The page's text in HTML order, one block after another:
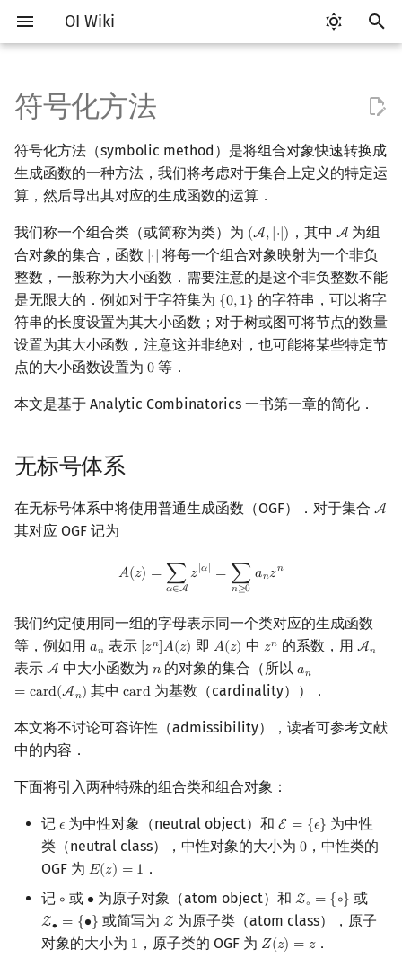
OI Wiki
入
以
开
始
索
Getting Started
关于本项目
OI Wiki 不是什么
格式手册
数学符号表
致谢
比赛相关简介
赛事 ICPC/CCPC 赛事与赛制
交互题
学习路线
学习资源
技巧
分段打表
常见技巧
工具软件简介
代码编辑工具 Emacs
Atom
Eclipse
Notepad++
Geany
Xcode
Sublime Text
CP Editor
Code::Blocks
Arbiter
CCR Plus
Lemon
命令行
命令行编译与调试
编译器
Testlib
通用
Validator
Interactor
Checker
Polygon
Git
语言基础简介
C++ 基础 C++ 语法基础
运算
流程控制语句
高级数据类型
STL 容器
bitset
string
pair
C++ 进阶
命名空间
重载运算符
引用
常量
编译优化
C++ 与其他常用语言的区别
Pascal 转 C++ 急救
Java 进阶
算法基础简介
复杂度 均摊复杂度
模拟
递归 & 分治
贪心
选择排序
插入排序
计数排序
基数排序
桶排序
希尔排序
Tim 排序
排序相关 STL
排序应用
二分
倍增
搜索部分简介
DFS（搜索）
双向搜索
启发式搜索
A*
回溯法
Dancing Links
动态规划部分简介
动态规划基础
背包 DP
区间 DP
DAG 上的 DP
数位 DP
插头 DP
概率 DP
DP 套 DP
DP 优化
单调队列/单调栈优化
四边形不等式优化
Slope Trick 优化
WQS 二分
其它 DP 方法
字符串部分简介
字符串基础
字符串匹配
字符串哈希
字典树 (Trie)
Z 函数（扩展 KMP）
AC 自动机
最优原地后缀排序算法
后缀平衡树
广义后缀自动机
后缀树
Manacher
回文树
序列自动机
最小表示法
数字系统简介
进位制
格雷码
数论基础
模算术简介
最大公约数
欧拉函数
筛法
费马小定理 & 欧拉定理
模逆元
升幂引理
阶乘取模
卢卡斯定理
同余方程
二次剩余
阶 & 原根
离散对数
无标号体系
集合的（不相交）并构造
集合的 Sequence 构造
集合的 Multiset 构造
集合的 Powerset 构造
参考文献
排列组合
抽屉原理
斐波那契数列
错位排列
卡特兰数
伯努利数
Entringer Number
范德蒙德卷积
Pólya 计数
图论计数
线性代数简介
向量
矩阵
初等变换
行列式
线性映射
特征多项式
线性规划基础
单纯形法
基本概念
群论
域论
Schreier–Sims 算法
基本概念
条件概率与独立性
随机变量的数字特征
概率不等式
博弈论简介
公平组合游戏
非公平组合游戏
插值
数值积分
牛顿迭代法
数据结构部分简介
栈
链表
哈希表
并查集
并查集复杂度
二叉堆
左偏树
块状数组
树分块
Sqrt Tree
单调栈
单调队列
线段树
线段树合并 & 分裂
猫树
区间最值操作 & 区间历史
值
划分树
二叉搜索树 & 平衡树
Treap
WBLT
替罪羊树
笛卡尔树
左偏红黑树
AA 树
跳表
可持久化数据结构
可持久化线段树
可持久化平衡树
可持久化字典树
可持久化可并堆
树套树
平衡树套线段树
树状数组套权值线段树
分块套树状数组
K-D Tree
全局平衡二叉树
Top Tree
图论部分简介
图论相关概念
DFS（图论）
BFS（图论）
树上问题
树的直径
树的重心
最近公共祖先
树链剖分
动态树分治
AHU 算法
树上随机游走
最短路问题
差分约束
同余最短路
生成树问题
最小树形图
连通性相关
双连通分量
圆方树
点/边连通度
环计数问题
最小环
2-SAT
欧拉图
哈密顿图
二分图
最大流
费用流
上下界网络流
Stoer–Wagner 算法
二分图最大匹配
一般图最大匹配
一般图最大权匹配
稳定匹配
计算几何部分简介
二维计算几何基础
距离
Pick 定理
三角剖分
旋转卡壳
半平面交
反演变换
计算几何杂项
杂项简介
离散化
离线算法
CDQ 分治
莫队算法
分数规划
随机化
随机化技巧
模拟退火
计算理论基础
字节顺序
在一台机器上规划任务
主元素问题
Garsia–Wachs 算法
15-puzzle
Kahan 求和
珂朵莉树/颜色段均摊
空间优化简介
RMQ
并查集应用
线段树与离线询问
符号化方法
符号化方法（symbolic method）是将组合对象快速转换成
生成函数的一种方法，我们将考虑对于集合上定义的特定运
算，然后导出其对应的生成函数的运算．
我们称一个组合类（或简称为类）为 (A,|⋅|)
(A,| |) ，其中 A
A 为组
合对象的集合，函数 |⋅|
|⋅ 将每一个组合对象映射为一个非负
整数，一般称为大小函数．需要注意的是这个非负整数不能
是无限大的．例如对于字符集为 {0,1}
{0,1 }
的字符串，可以将字
符串的长度设置为其大小函数；对于树或图可将节点的数量
设置为其大小函数，注意这并非绝对，也可能将某些特定节
点的大小函数设置为 0
0 等．
本文是基于 Analytic Combinatorics 一书第一章的简化．
无标号体系
在无标号体系中将使用普通生成函数（OGF）．对于集合 A
A
其对应 OGF 记为
𝐴(𝑧) = ∑
𝛼∈A
𝑧|𝛼| = ∑
𝑛≥0
𝑎𝑛𝑧𝑛
A(z)=∑α∈A z|α| =∑ n≥0an zn
我们约定使用同一组的字母表示同一个类对应的生成函数
等，例如用 𝑎𝑛
an 表示 [𝑧𝑛]𝐴(𝑧)
[zn]A(z) 即 𝐴(𝑧)
A(z) 中 𝑧𝑛
zn 的系数，用 A𝑛
An
表示 A
A 中大小函数为 𝑛
n 的对象的集合（所以𝑎𝑛
= card(A𝑛)
an
其中card
card为基数（cardinality））．
本文将不讨论可容许性（admissibility），读者可参考文献
中的内容．
下面将引入两种特殊的组合类和组合对象：
记 𝜖
ϵ 为中性对象（neutral object）和E = {𝜖}
E ={ϵ }
为中性
类（neutral class），中性对象的大小为 0
0 ，中性类的
OGF 为 𝐸(𝑧) = 1
E(z)= 1
．
记 ∘
∘ 或 ∙
∙ 为原子对象（atom object）和 Z∘ = {∘}
Z∘ ={∘} 或
Z∙ = {∙}
Z∙= ∙} 或简写为 Z
Z 为原子类（atom class），原子
对象的大小为 1
1 ，原子类的 OGF 为 𝑍(𝑧) = 𝑧
Z(z)= z ．